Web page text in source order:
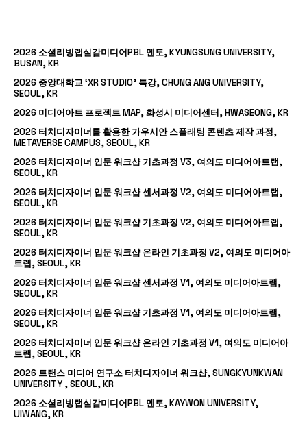
2026 소셜리빙랩실감미디어PBL 멘토, KYUNGSUNG UNIVERSITY,
BUSAN, KR
2026 중앙대학교 ‘XR STUDIO’ 특강, CHUNG ANG UNIVERSITY,
SEOUL, KR
2026 미디어아트 프로젝트 MAP, 화성시 미디어센터, HWASEONG, KR
2026 터치디자이너를 활용한 가우시안 스플래팅 콘텐츠 제작 과정,
METAVERSE CAMPUS, SEOUL, KR
2026 터치디자이너 입문 워크샵 기초과정 V3, 여의도 미디어아트랩,
SEOUL, KR
2026 터치디자이너 입문 워크샵 센서과정 V2, 여의도 미디어아트랩,
SEOUL, KR
2026 터치디자이너 입문 워크샵 기초과정 V2, 여의도 미디어아트랩,
SEOUL, KR
2026 터치디자이너 입문 워크샵 온라인 기초과정 V2, 여의도 미디어아
트랩, SEOUL, KR
2026 터치디자이너 입문 워크샵 센서과정 V1, 여의도 미디어아트랩,
SEOUL, KR
2026 터치디자이너 입문 워크샵 기초과정 V1, 여의도 미디어아트랩,
SEOUL, KR
2026 터치디자이너 입문 워크샵 온라인 기초과정 V1, 여의도 미디어아
트랩, SEOUL, KR
2026 트랜스 미디어 연구소 터치디자이너 워크샵, SUNGKYUNKWAN
UNIVERSITY , SEOUL, KR
2026 소셜리빙랩실감미디어PBL 멘토, KAYWON UNIVERSITY,
UIWANG, KR